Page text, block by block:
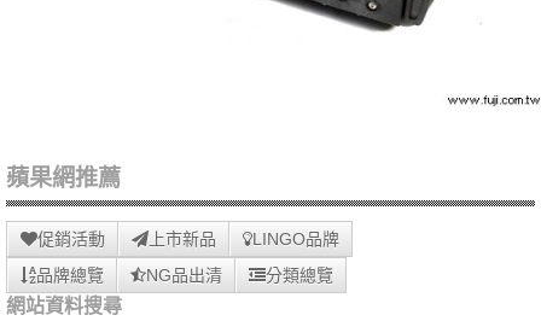
蘋果網推薦
促銷活動 上市新品
LINGO品牌
品牌總覽
NG品出清 分類總覽
網站資料搜尋